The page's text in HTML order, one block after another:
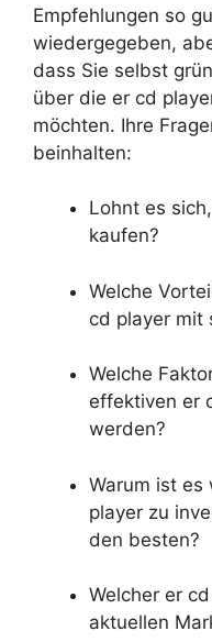
Empfehlungen so
wiedergegeben,
dass Sie selbst
über die er cd
möchten. Ihre
beinhalten:
Lohnt es
kaufen?
Welche
cd player mit
Welche
effektiven er
werden?
Warum ist es
player zu
den besten?
Welcher er
aktuellen